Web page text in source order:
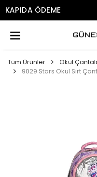
Tüm Ürünler
Okul
9029 Stars Okul Sırt